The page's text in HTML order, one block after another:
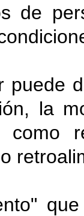
de
puede
la
como